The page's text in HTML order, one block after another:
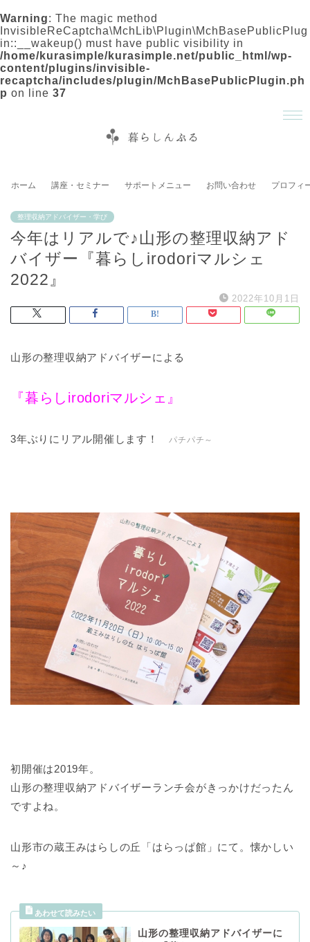
Warning: The magic method
InvisibleReCaptcha\MchLib\Plugin\MchBasePublicPlug
in::__wakeup() must have public visibility in
/home/kurasimple/kurasimple.net/public_html/wp-
content/plugins/invisible-
recaptcha/includes/plugin/MchBasePublicPlugin.ph
p on line 37
ホーム 講座・セミナー サポートメニュー お問い合わせ プロフィ
整理収納アドバイザー・学び
今年はリアルで♪山形の整理収納アド
バイザー『暮らしirodoriマルシェ
2022』
2022年10月1日
山形の整理収納アドバイザーによる
『暮らしirodoriマルシェ』
3年ぶりにリアル開催します！ パチパチ～
初開催は2019年。
山形の整理収納アドバイザーランチ会がきっかけだったん
ですよね。
山形市の蔵王みはらしの丘「はらっぱ館」にて。懐かしい
～♪
山形の整理収納アドバイザーに